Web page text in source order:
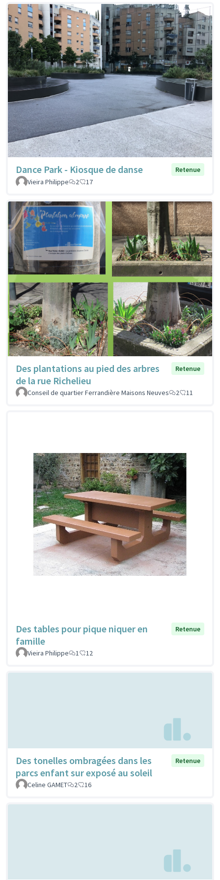
Dance Park - Kiosque de danse
Retenue
Vieira Philippe
2 17
Des plantations au pied des arbres
de la rue Richelieu
Retenue
Conseil de quartier Ferrandière Maisons Neuves 2 11
Des tables pour pique niquer en
famille
Retenue
Vieira Philippe 1 12
Des tonelles ombragées dans les
parcs enfant sur exposé au soleil
Retenue
Celine GAMET 2 16